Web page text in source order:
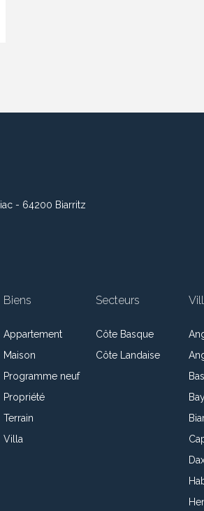
- 64200 Biarritz
Biens
Appartement
Maison
Programme neuf
Propriété
Terrain
Villa
Secteurs
Côte Basque
Côte Landaise